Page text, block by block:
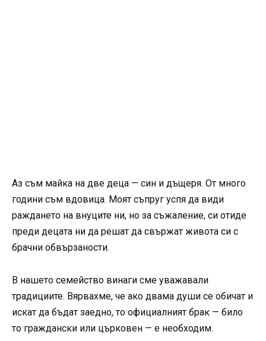
Аз съм майка на две деца — син и дъщеря. От много
години съм вдовица. Моят съпруг успя да види
раждането на внуците ни, но за съжаление, си отиде
преди децата ни да решат да свържат живота си с
брачни обвързаности.
В нашето семейство винаги сме уважавали
традициите. Вярвахме, че ако двама души се обичат и
искат да бъдат заедно, то официалният брак — било
то граждански или църковен — е необходим.